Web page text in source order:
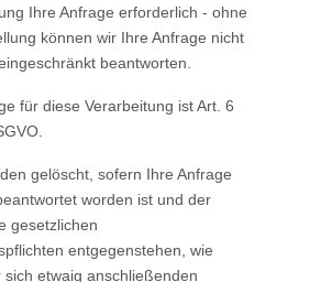
Ihre Anfrage erforderlich - ohne
können wir Ihre Anfrage nicht
beantworten.
für diese Verarbeitung ist Art. 6
gelöscht, sofern Ihre Anfrage
worden ist und der
gesetzlichen
entgegenstehen, wie
sich etwaig anschließenden